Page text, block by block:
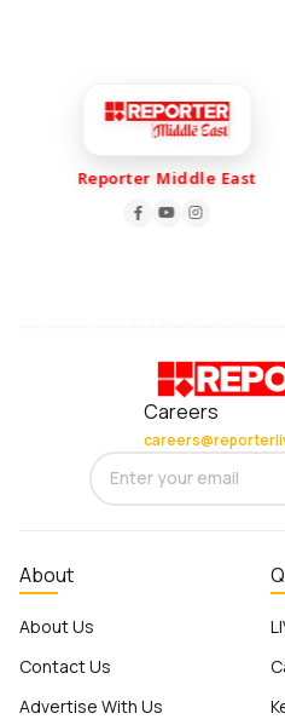
Reporter Middle East
Careers
About
About Us
Contact Us
Advertise With Us